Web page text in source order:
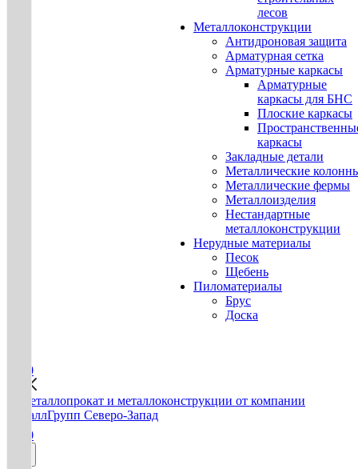
лесов
Металлоконструкции
Антидроновая защита
Арматурная сетка
Арматурные каркасы
Арматурные
каркасы для БНС
Плоские каркасы
каркасы
Закладные детали
Металлические
Металлические фермы
Металлоизделия
Нестандартные
металлоконструкции
Нерудные материалы
Песок
Щебень
Пиломатериалы
Брус
Доска
0
0